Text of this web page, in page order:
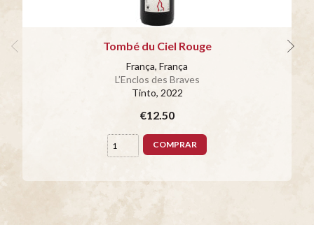
Tombé du Ciel Rouge
França, França
L’Enclos des Braves
Tinto, 2022
€12.50
COMPRAR